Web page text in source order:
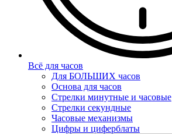
Всё для часов
Для БОЛЬШИХ часов
Основа для часов
Стрелки минутные и часовые
Стрелки секундные
Часовые механизмы
Цифры и циферблаты